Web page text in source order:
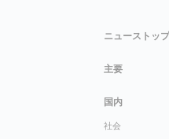
ニューストップ
主要
国内
社会